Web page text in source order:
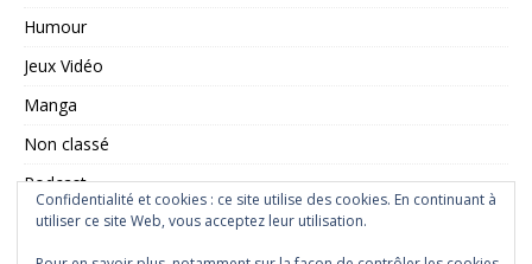
Humour
Jeux Vidéo
Manga
Non classé
Podcast
Saint Seiya
Confidentialité et cookies : ce site utilise des cookies. En continuant à
utiliser ce site Web, vous acceptez leur utilisation.